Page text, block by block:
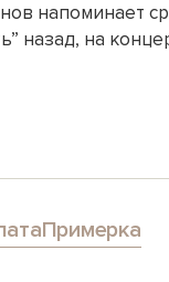
напоминает
назад, на
Примерка